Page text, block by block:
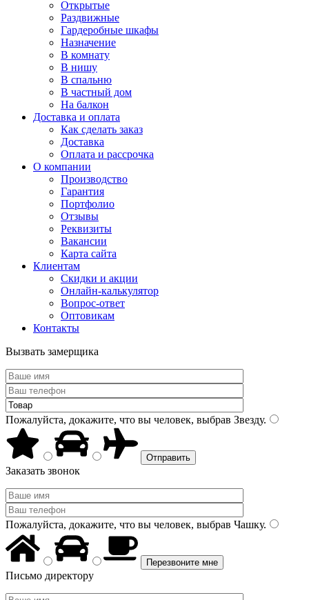
Открытые
Раздвижные
Гардеробные шкафы
Назначение
В комнату
В нишу
В спальню
В частный дом
На балкон
Доставка и оплата
Как сделать заказ
Доставка
Оплата и рассрочка
О компании
Производство
Гарантия
Портфолио
Отзывы
Реквизиты
Вакансии
Карта сайта
Клиентам
Скидки и акции
Онлайн-калькулятор
Вопрос-ответ
Оптовикам
Контакты
Вызвать замерщика
Пожалуйста, докажите, что вы человек, выбрав Звезду.
Заказать звонок
Пожалуйста, докажите, что вы человек, выбрав Чашку.
Письмо директору